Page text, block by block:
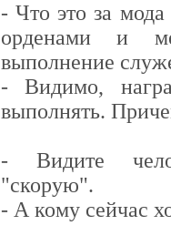
- Что это за
орденами и
выполнение
- Видимо,
выполнять.
- Видите
"скорую".
- А кому сейчас